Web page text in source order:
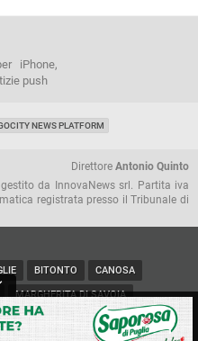
iPhone,
push
NEWS PLATFORM
Direttore Antonio Quinto
da InnovaNews srl. Partita iva
registrata presso il Tribunale di
BITONTO CANOSA
MARGHERITA DI SAVOIA
PUGLIA RUVO